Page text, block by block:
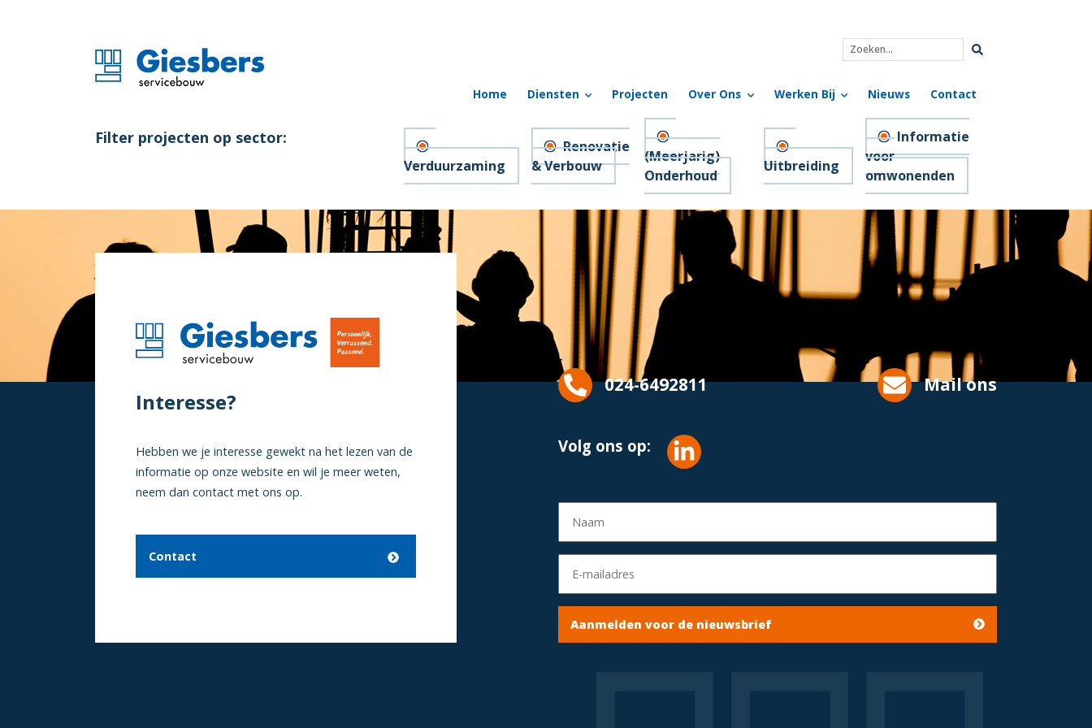
Zoeken...
Home Diensten Projecten Over Ons Werken Bij Nieuws Contact
Filter projecten op sector:
Verduurzaming
Renovatie
& Verbouw
(Meerjarig)
Onderhoud
Uitbreiding
Informatie
voor
omwonenden
Interesse?
Hebben we je interesse gewekt na het lezen van de
informatie op onze website en wil je meer weten,
neem dan contact met ons op.
Contact
024-6492811 Mail ons
Volg ons op:
Aanmelden voor de nieuwsbrief